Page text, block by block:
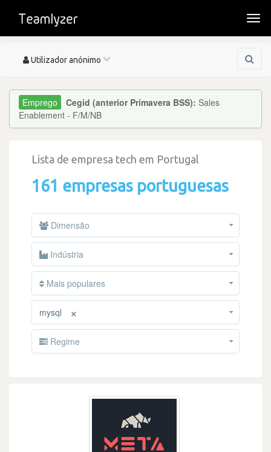
Toggle
Utilizador anónimo
Cegid (anterior Primavera BSS): Sales
Enablement - F/M/NB
Lista de empresa tech em Portugal
161 empresas portuguesas
Dimensão
Indústria
Mais populares
×
mysql
Regime